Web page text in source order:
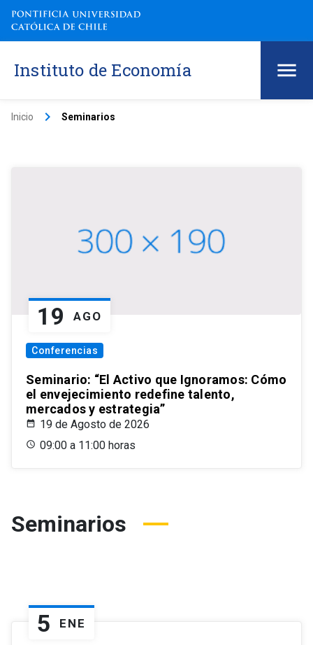
Instituto de Economía
Inicio keyboard_arrow_right Seminarios
19 AGO
Conferencias
Seminario: “El Activo que Ignoramos: Cómo
el envejecimiento redefine talento,
mercados y estrategia”
19 de Agosto de 2026
09:00 a 11:00 horas
Seminarios
5 ENE